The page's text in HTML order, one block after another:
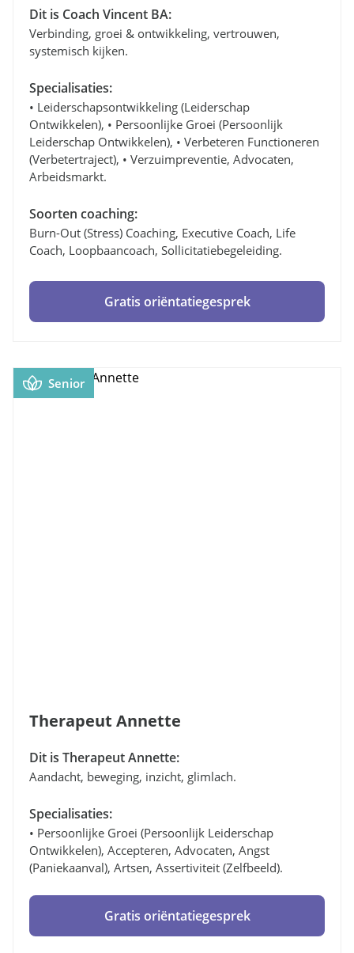
Dit is Coach Vincent BA:
Verbinding, groei & ontwikkeling, vertrouwen,
systemisch kijken.
Specialisaties:
• Leiderschapsontwikkeling (leiderschap
Ontwikkelen), • Persoonlijke Groei (persoonlijk
Leiderschap Ontwikkelen), • Verbeteren Functioneren
(verbetertraject), • Verzuimpreventie, Advocaten,
Arbeidsmarkt.
Soorten coaching:
Burn-Out (stress) Coaching, Executive Coach, Life
Coach, Loopbaancoach, Sollicitatiebegeleiding.
Gratis oriëntatiegesprek
Senior
Therapeut Annette
Dit is Therapeut Annette:
Aandacht, beweging, inzicht, glimlach.
Specialisaties:
• Persoonlijke Groei (persoonlijk Leiderschap
Ontwikkelen), Accepteren, Advocaten, Angst
(paniekaanval), Artsen, Assertiviteit (zelfbeeld).
Gratis oriëntatiegesprek